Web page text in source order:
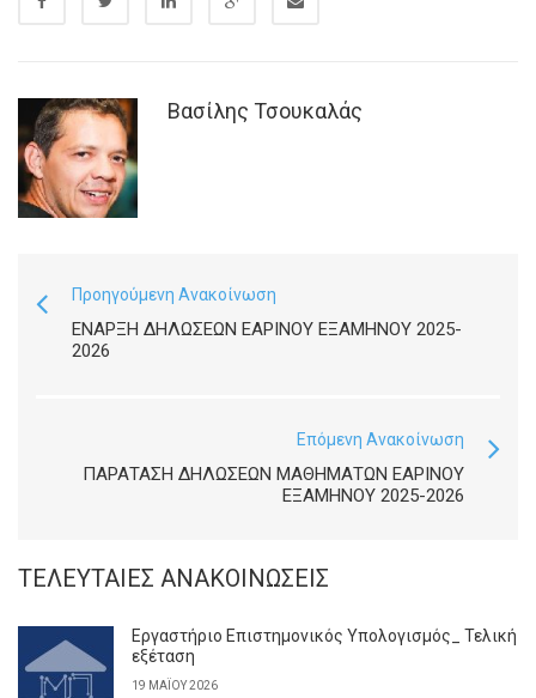
Βασίλης Τσουκαλάς
Προηγούμενη Ανακοίνωση
ΕΝΑΡΞΗ ΔΗΛΩΣΕΩΝ ΕΑΡΙΝΟΥ ΕΞΑΜΗΝΟΥ 2025-
2026
Επόμενη Ανακοίνωση
ΠΑΡΆΤΑΣΗ ΔΗΛΏΣΕΩΝ ΜΑΘΗΜΆΤΩΝ ΕΑΡΙΝΟΎ
ΕΞΑΜΉΝΟΥ 2025-2026
ΤΕΛΕΥΤΑΊΕΣ ΑΝΑΚΟΙΝΏΣΕΙΣ
Εργαστήριο Επιστημονικός Υπολογισμός_ Τελική
εξέταση
19 ΜΑΪ́ΟΥ 2026